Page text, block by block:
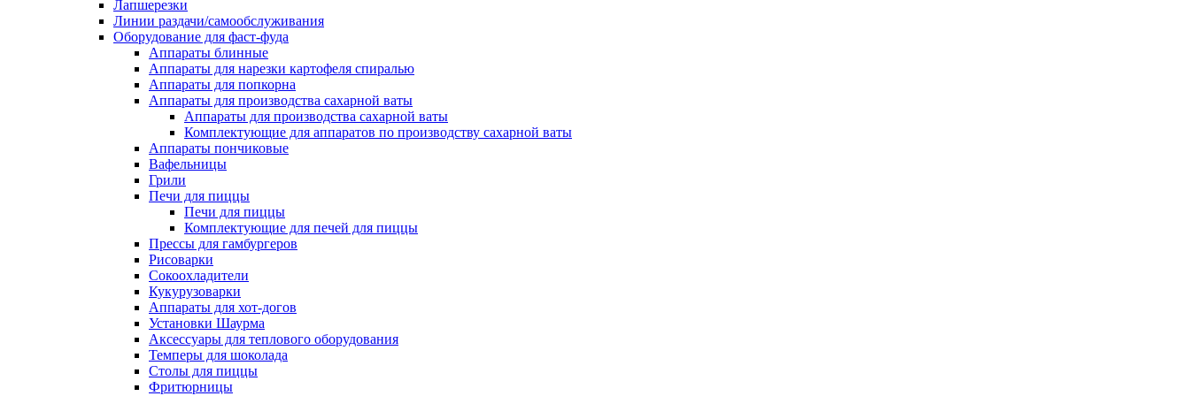
Лапшерезки
Линии раздачи/самообслуживания
Оборудование для фаст-фуда
Аппараты блинные
Аппараты для нарезки картофеля спиралью
Аппараты для попкорна
Аппараты для производства сахарной ваты
Аппараты для производства сахарной ваты
Комплектующие для аппаратов по производству сахарной ваты
Аппараты пончиковые
Вафельницы
Грили
Печи для пиццы
Печи для пиццы
Комплектующие для печей для пиццы
Прессы для гамбургеров
Рисоварки
Сокоохладители
Кукурузоварки
Аппараты для хот-догов
Установки Шаурма
Аксессуары для теплового оборудования
Темперы для шоколада
Столы для пиццы
Фритюрницы